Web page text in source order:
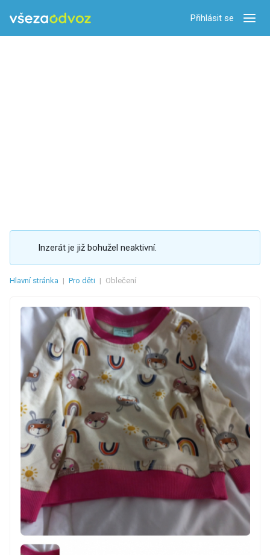
Přihlásit se
Inzerát je již bohužel neaktivní.
Hlavní stránka | Pro děti | Oblečení